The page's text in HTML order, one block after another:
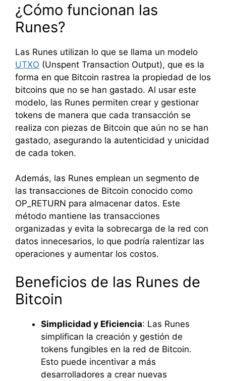
¿Cómo funcionan las
Runes?
Las Runes utilizan lo que se llama un modelo
UTXO (Unspent Transaction Output), que es la
forma en que Bitcoin rastrea la propiedad de los
bitcoins que no se han gastado. Al usar este
modelo, las Runes permiten crear y gestionar
tokens de manera que cada transacción se
realiza con piezas de Bitcoin que aún no se han
gastado, asegurando la autenticidad y unicidad
de cada token.
Además, las Runes emplean un segmento de
las transacciones de Bitcoin conocido como
OP_RETURN para almacenar datos. Este
método mantiene las transacciones
organizadas y evita la sobrecarga de la red con
datos innecesarios, lo que podría ralentizar las
operaciones y aumentar los costos.
Beneficios de las Runes de
Bitcoin
Simplicidad y Eficiencia: Las Runes
simplifican la creación y gestión de
tokens fungibles en la red de Bitcoin.
Esto puede incentivar a más
desarrolladores a crear nuevas